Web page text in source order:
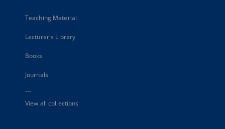
Teaching Material
Lecturer's Library
Books
Journals
...
View all collections